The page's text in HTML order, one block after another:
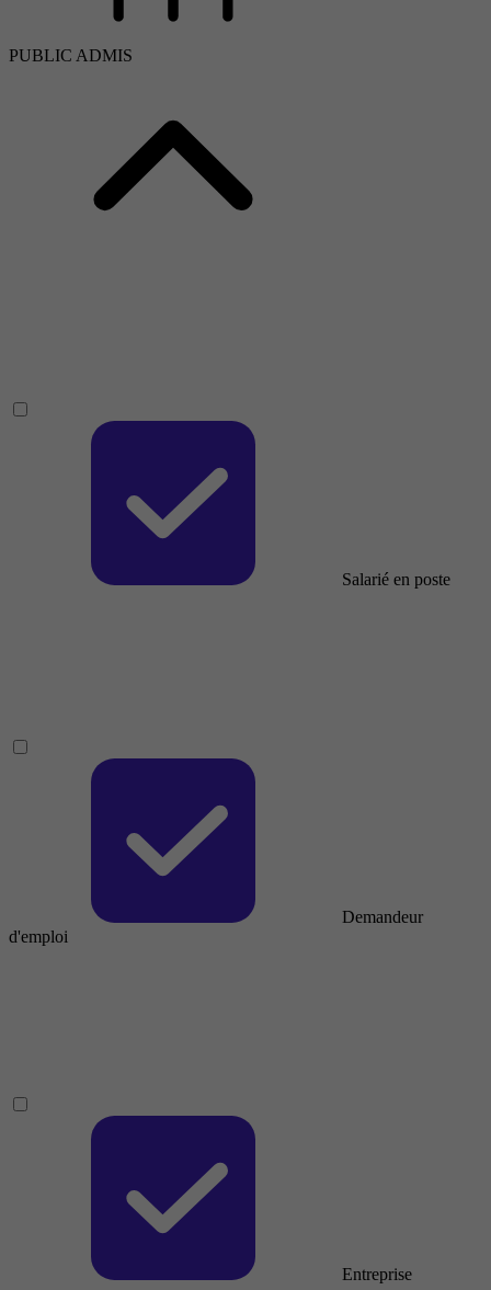
PUBLIC ADMIS
Salarié en poste
Demandeur
d'emploi
Entreprise